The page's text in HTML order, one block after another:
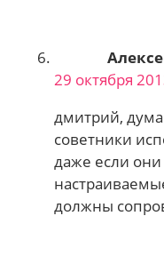
29 октября
дмитрий,
советники
даже если
должны